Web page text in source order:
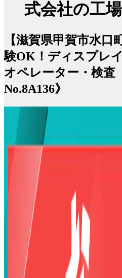
式会社の工
【滋賀県甲賀市水口
験OK！ディスプレ
オペレーター・検査
No.8A136》